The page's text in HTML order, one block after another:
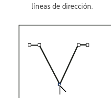
líneas de dirección.